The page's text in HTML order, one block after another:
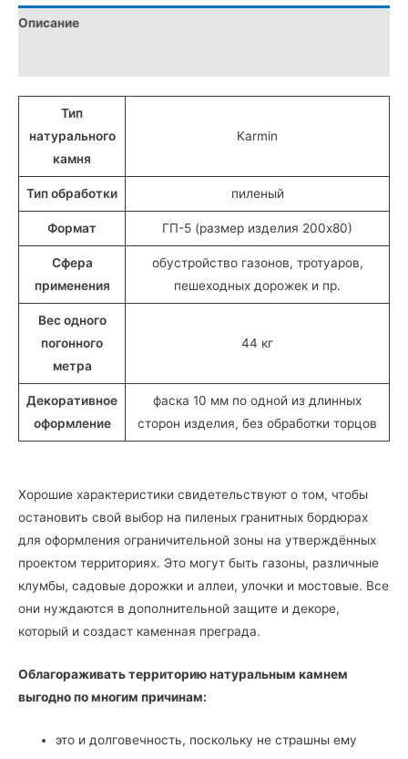
из
Крупского
(20x8
см)
Описание
Тип
натурального
камня
Karmin
Тип обработки пиленый
Формат ГП-5 (размер изделия 200х80)
Сфера
применения
обустройство газонов, тротуаров,
пешеходных дорожек и пр.
Вес одного
погонного
метра
44 кг
Декоративное
оформление
фаска 10 мм по одной из длинных
сторон изделия, без обработки торцов
Хорошие характеристики свидетельствуют о том, чтобы
остановить свой выбор на пиленых гранитных бордюрах
для оформления ограничительной зоны на утверждённых
проектом территориях. Это могут быть газоны, различные
клумбы, садовые дорожки и аллеи, улочки и мостовые. Все
они нуждаются в дополнительной защите и декоре,
который и создаст каменная преграда.
Облагораживать территорию натуральным камнем
выгодно по многим причинам:
это и долговечность, поскольку не страшны ему